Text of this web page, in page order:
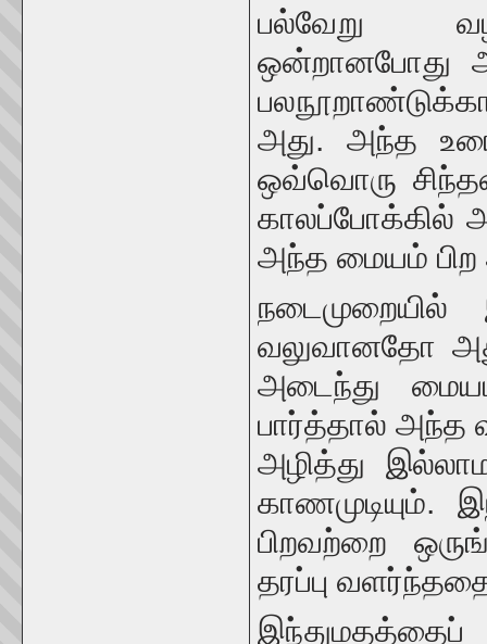
பல்வேறு
ஒன்றானபோது
அது. அந்த
ஒவ்வொரு
காலப்போக்கில்
அந்த மையம்
வலுவானதோ
அடைந்து
பார்த்தால் அந்த
அழித்து
காணமுடியும்.
பிறவற்றை
தரப்பு